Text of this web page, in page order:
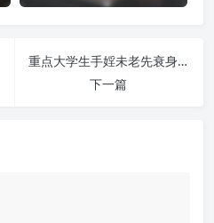
重点大学生手婬未老先衰身体遭罪 | 纵欲危害
下一篇